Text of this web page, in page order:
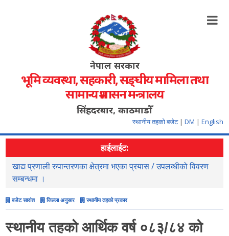
नेपाल सरकार
भूमि व्यवस्था, सहकारी, सङ्‍घीय मामिला तथा
सामान्य प्रशासन मन्त्रालय
सिंहदरबार, काठमाडौँ
स्थानीय तहको बजेट | DM | English
हाईलाईट:
खाद्य प्रणाली रुपान्तरणका क्षेत्रमा भएका प्रयास / उपलब्धीको विवरण
सम्बन्धमा ।
बजेट सारांश जिल्ला अनुसार स्थानीय तहको प्रकार
स्थानीय तहको आर्थिक वर्ष ०८३/८४ को